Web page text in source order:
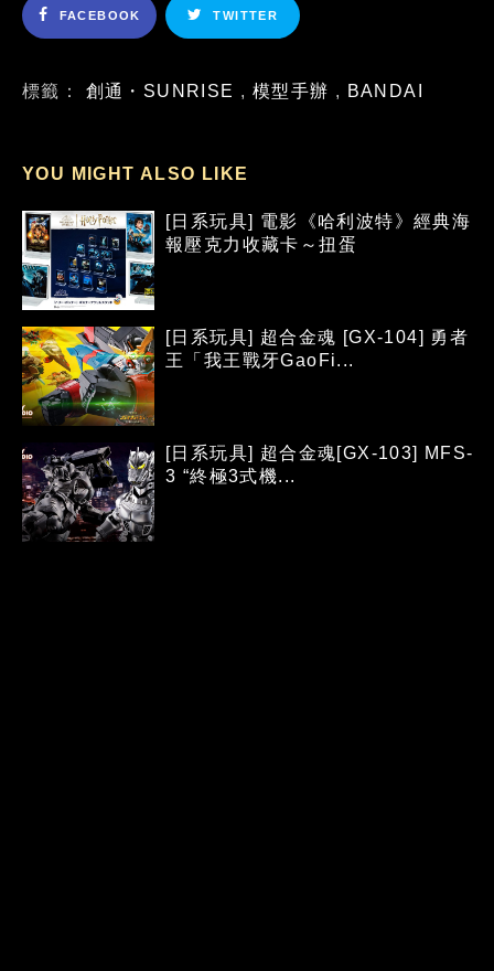
FACEBOOK TWITTER
標籤： 創通・SUNRISE , 模型手辦 , BANDAI
YOU MIGHT ALSO LIKE
[日系玩具] 電影《哈利波特》經典海
報壓克力收藏卡～扭蛋
[日系玩具] 超合金魂 [GX-104] 勇者
王「我王戰牙GaoFi...
[日系玩具] 超合金魂[GX-103] MFS-
3 “終極3式機...